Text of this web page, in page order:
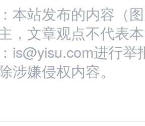
本站发布的内容（
，文章观点不代表
is@yisu.com进行
涉嫌侵权内容。